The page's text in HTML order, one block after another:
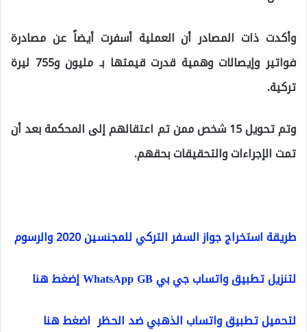
وأكدت ذات المصادر أن العملية أسفرت أيضاً عن مصادرة
فواتير وإيصالات وهمية قدرت قيمتها بـ مليون و755 ليرة
تركية.
وتم تحويل 15 شخص ممن تم اعتقالهم إلى المحكمة بعد أن
تمت الإجراءات والتحقيقات بحقهم.
طريقة استخراج جواز السفر التركي للمجنسين 2020 والرسوم
لتنزيل تطبيق واتساب جي بي WhatsApp GB إضغط هنا
لتحميل تطبيق واتساب الذهبي ضد الحظر اضغط هنا